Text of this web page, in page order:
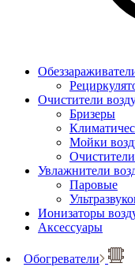
Очистители
Бризеры
Мойки
Очистители
Увлажнители
Паровые
Ионизаторы
Аксессуары
Обогреватели